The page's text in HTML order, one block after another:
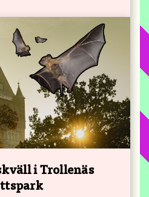
i Trollenäs